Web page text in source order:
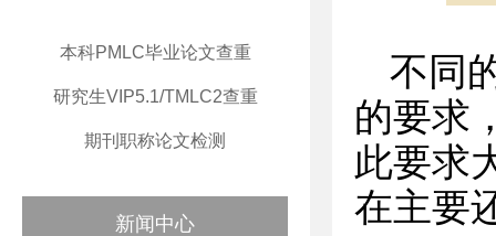
本科PMLC毕业论文查重
研究生VIP5.1/TMLC2查重
期刊职称论文检测
新闻中心
不同
的要求
此要求
在主要